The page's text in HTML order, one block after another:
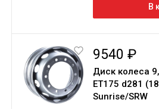
В
9540 ₽
Диск колеса
ET175 d281
Sunrise/SRW